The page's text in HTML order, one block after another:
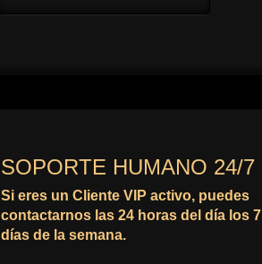
originalactual
SOPORTE HUMANO 24/7
Si eres un Cliente VIP activo, puedes
contactarnos las 24 horas del día los 7
días de la semana.